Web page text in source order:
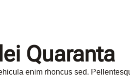
Quaranta
enim rhoncus sed.